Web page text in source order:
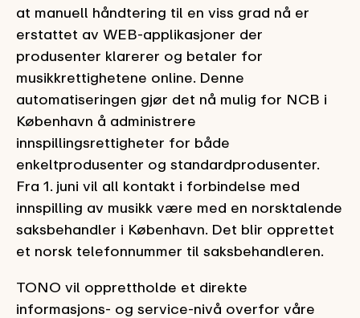
at manuell håndtering til en viss grad nå er
erstattet av WEB-applikasjoner der
produsenter klarerer og betaler for
musikkrettighetene online. Denne
automatiseringen gjør det nå mulig for NCB i
København å administrere
innspillingsrettigheter for både
enkeltprodusenter og standardprodusenter.
Fra 1. juni vil all kontakt i forbindelse med
innspilling av musikk være med en norsktalende
saksbehandler i København. Det blir opprettet
et norsk telefonnummer til saksbehandleren.
TONO vil opprettholde et direkte
informasjons- og service-nivå overfor våre